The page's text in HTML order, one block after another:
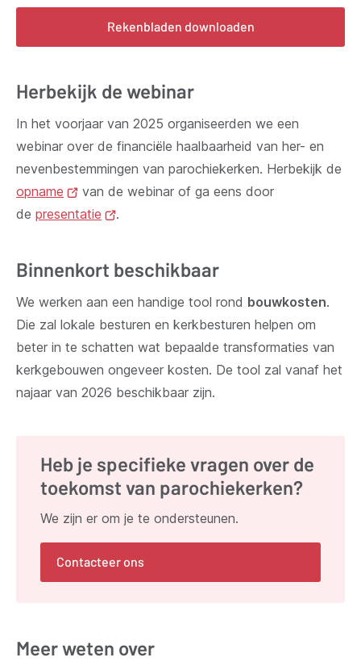
Rekenbladen downloaden
Herbekijk de webinar
In het voorjaar van 2025 organiseerden we een
webinar over de financiële haalbaarheid van her- en
nevenbestemmingen van parochiekerken. Herbekijk de
opname
(opent
nieuw
van de webinar of ga eens door
de presentatie
(opent
.
Binnenkort beschikbaar
We werken aan een handige tool rond bouwkosten.
Die zal lokale besturen en kerkbesturen helpen om
beter in te schatten wat bepaalde transformaties van
kerkgebouwen ongeveer kosten. De tool zal vanaf het
najaar van 2026 beschikbaar zijn.
Heb je specifieke vragen over de
toekomst van parochiekerken?
We zijn er om je te ondersteunen.
Contacteer ons
Meer weten over